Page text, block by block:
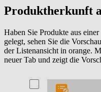
Produktherkunft
Haben Sie Produkte aus
gelegt, sehen Sie die
der Listenansicht in orange.
neuer Tab und zeigt die